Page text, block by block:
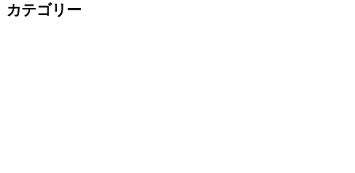
カテゴリー